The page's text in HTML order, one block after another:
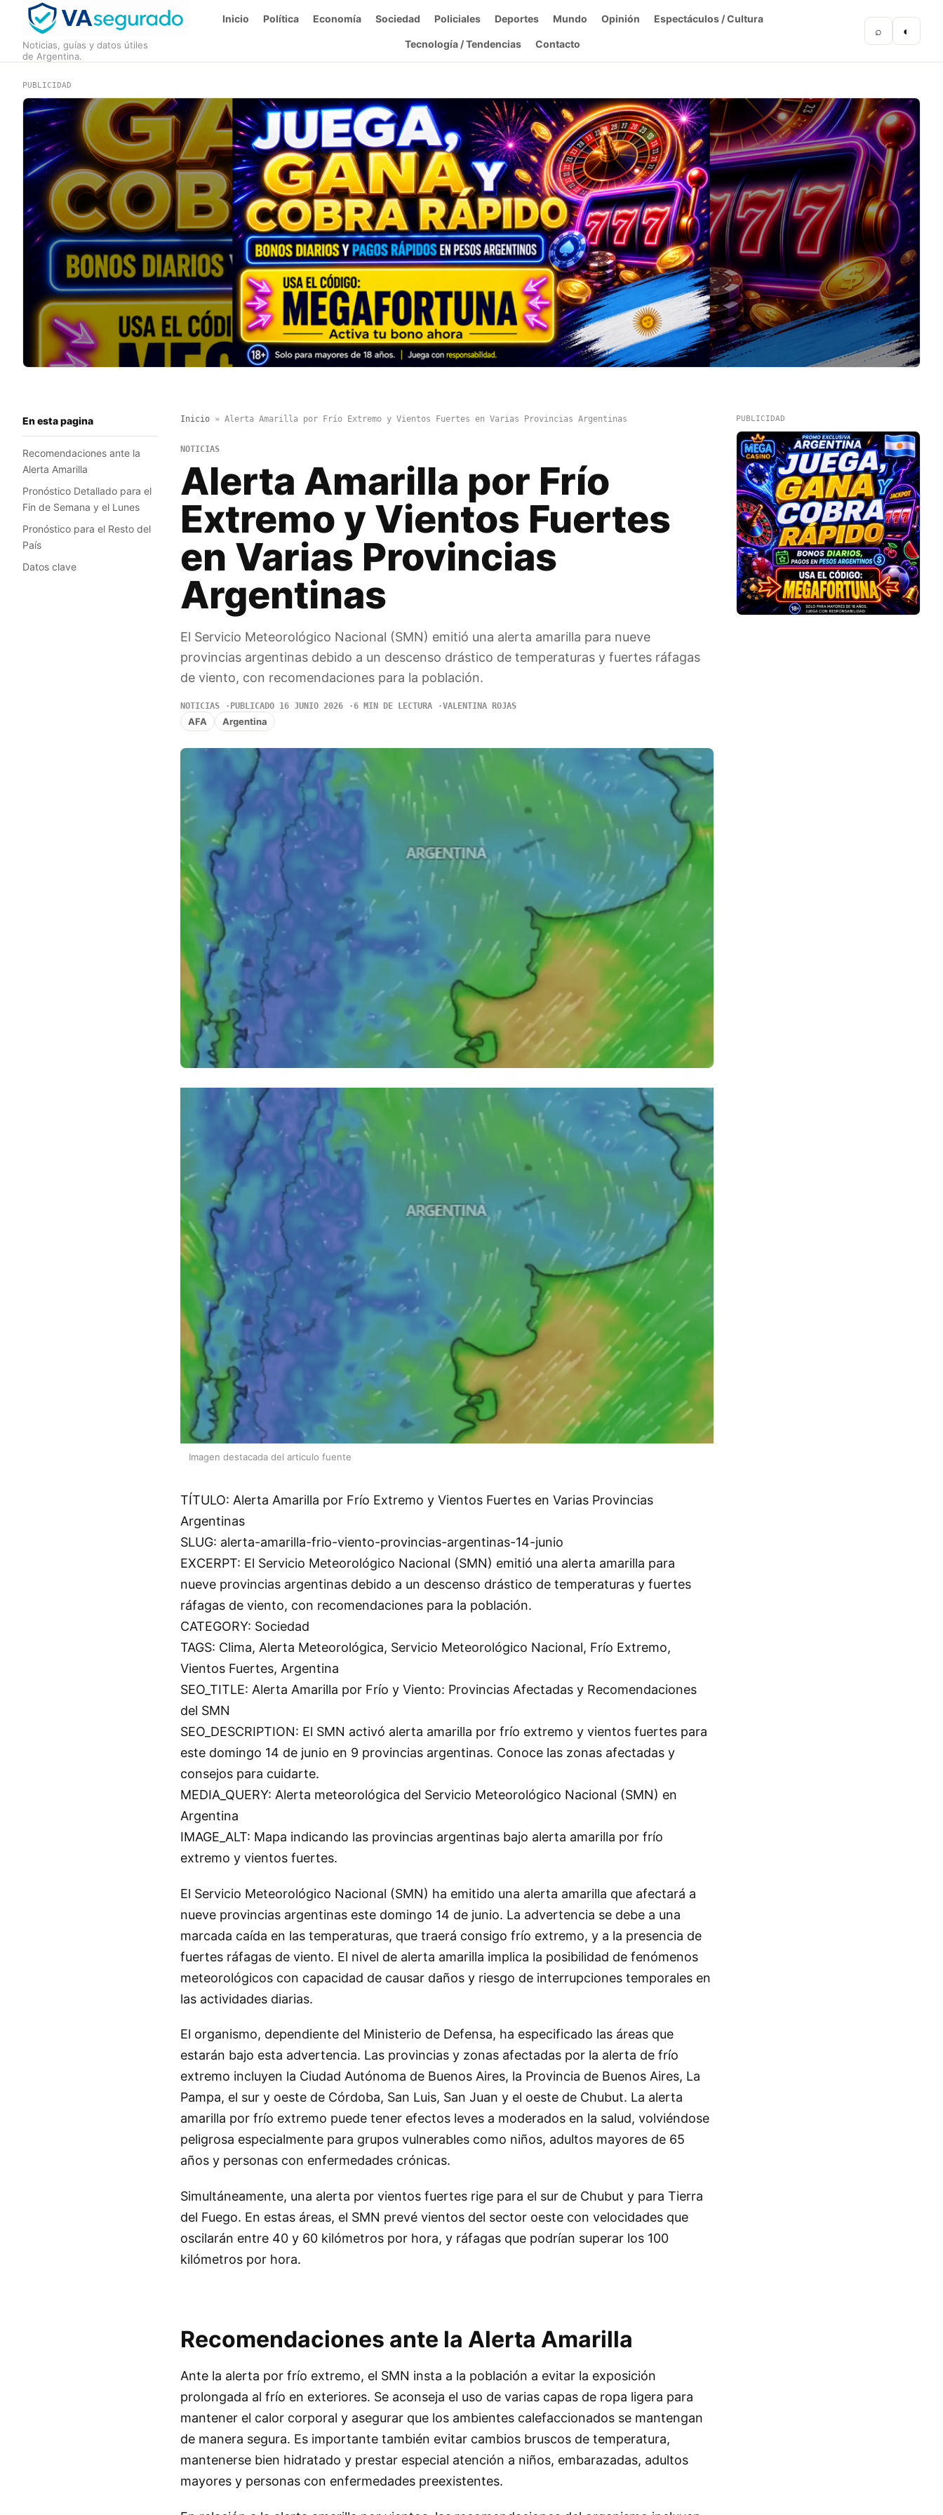
Noticias, guías y datos útiles
de Argentina.
Inicio Política Economía Sociedad Policiales Deportes Mundo Opinión Espectáculos / Cultura
Tecnología / Tendencias Contacto
⌕ ◐
PUBLICIDAD
En esta pagina
Recomendaciones ante la
Alerta Amarilla
Pronóstico Detallado para el
Fin de Semana y el Lunes
Pronóstico para el Resto del
País
Datos clave
Inicio» Alerta Amarilla por Frío Extremo y Vientos Fuertes en Varias Provincias Argentinas
NOTICIAS
Alerta Amarilla por Frío
Extremo y Vientos Fuertes
en Varias Provincias
Argentinas
El Servicio Meteorológico Nacional (SMN) emitió una alerta amarilla para nueve
provincias argentinas debido a un descenso drástico de temperaturas y fuertes ráfagas
de viento, con recomendaciones para la población.
NOTICIAS PUBLICADO 16 JUNIO 2026 6 MIN DE LECTURA VALENTINA ROJAS
AFA Argentina
Imagen destacada del articulo fuente
TÍTULO: Alerta Amarilla por Frío Extremo y Vientos Fuertes en Varias Provincias
Argentinas
SLUG: alerta-amarilla-frio-viento-provincias-argentinas-14-junio
EXCERPT: El Servicio Meteorológico Nacional (SMN) emitió una alerta amarilla para
nueve provincias argentinas debido a un descenso drástico de temperaturas y fuertes
ráfagas de viento, con recomendaciones para la población.
CATEGORY: Sociedad
TAGS: Clima, Alerta Meteorológica, Servicio Meteorológico Nacional, Frío Extremo,
Vientos Fuertes, Argentina
SEO_TITLE: Alerta Amarilla por Frío y Viento: Provincias Afectadas y Recomendaciones
del SMN
SEO_DESCRIPTION: El SMN activó alerta amarilla por frío extremo y vientos fuertes para
este domingo 14 de junio en 9 provincias argentinas. Conoce las zonas afectadas y
consejos para cuidarte.
MEDIA_QUERY: Alerta meteorológica del Servicio Meteorológico Nacional (SMN) en
Argentina
IMAGE_ALT: Mapa indicando las provincias argentinas bajo alerta amarilla por frío
extremo y vientos fuertes.
El Servicio Meteorológico Nacional (SMN) ha emitido una alerta amarilla que afectará a
nueve provincias argentinas este domingo 14 de junio. La advertencia se debe a una
marcada caída en las temperaturas, que traerá consigo frío extremo, y a la presencia de
fuertes ráfagas de viento. El nivel de alerta amarilla implica la posibilidad de fenómenos
meteorológicos con capacidad de causar daños y riesgo de interrupciones temporales en
las actividades diarias.
El organismo, dependiente del Ministerio de Defensa, ha especificado las áreas que
estarán bajo esta advertencia. Las provincias y zonas afectadas por la alerta de frío
extremo incluyen la Ciudad Autónoma de Buenos Aires, la Provincia de Buenos Aires, La
Pampa, el sur y oeste de Córdoba, San Luis, San Juan y el oeste de Chubut. La alerta
amarilla por frío extremo puede tener efectos leves a moderados en la salud, volviéndose
peligrosa especialmente para grupos vulnerables como niños, adultos mayores de 65
años y personas con enfermedades crónicas.
Simultáneamente, una alerta por vientos fuertes rige para el sur de Chubut y para Tierra
del Fuego. En estas áreas, el SMN prevé vientos del sector oeste con velocidades que
oscilarán entre 40 y 60 kilómetros por hora, y ráfagas que podrían superar los 100
kilómetros por hora.
Recomendaciones ante la Alerta Amarilla
Ante la alerta por frío extremo, el SMN insta a la población a evitar la exposición
prolongada al frío en exteriores. Se aconseja el uso de varias capas de ropa ligera para
mantener el calor corporal y asegurar que los ambientes calefaccionados se mantengan
de manera segura. Es importante también evitar cambios bruscos de temperatura,
mantenerse bien hidratado y prestar especial atención a niños, embarazadas, adultos
mayores y personas con enfermedades preexistentes.
PUBLICIDAD